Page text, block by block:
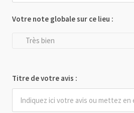
Votre note globale sur ce lieu :
Très bien
Titre de votre avis :